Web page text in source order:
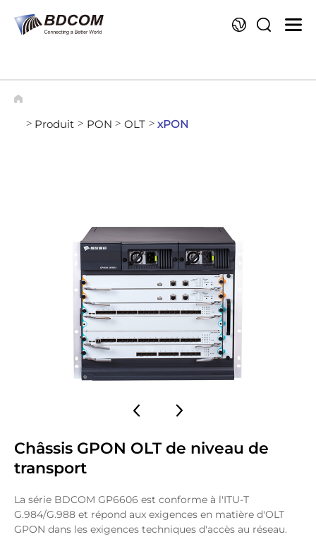
> Produit > PON > OLT > xPON
Châssis GPON OLT de niveau de
transport
La série BDCOM GP6606 est conforme à l'ITU-T
G.984/G.988 et répond aux exigences en matière d'OLT
GPON dans les exigences techniques d'accès au réseau.